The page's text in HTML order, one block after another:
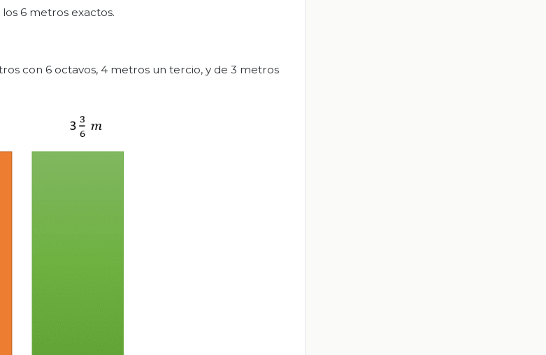
6 metros exactos.
con 6 octavos, 4 metros un tercio, y de 3 metros